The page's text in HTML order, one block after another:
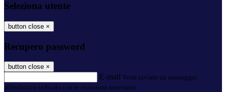
Seleziona utente
button close ×
Recupero password
button close ×
E-mail Verrà inviato un messaggio
all'indirizzo indicato con le istruzioni necessarie.